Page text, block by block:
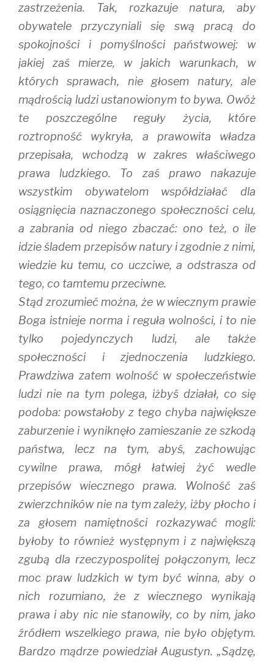
zastrzeżenia. Tak, rozkazuje natura, aby
obywatele przyczyniali się swą pracą do
spokojności i pomyślności państwowej: w
jakiej zaś mierze, w jakich warunkach, w
których sprawach, nie głosem natury, ale
mądrością ludzi ustanowionym to bywa. Owóż
te poszczególne reguły życia, które
roztropność wykryła, a prawowita władza
przepisała, wchodzą w zakres właściwego
prawa ludzkiego. To zaś prawo nakazuje
wszystkim obywatelom współdziałać dla
osiągnięcia naznaczonego społeczności celu,
a zabrania od niego zbaczać: ono też, o ile
idzie śladem przepisów natury i zgodnie z nimi,
wiedzie ku temu, co uczciwe, a odstrasza od
tego, co tamtemu przeciwne.
Stąd zrozumieć można, że w wiecznym prawie
Boga istnieje norma i reguła wolności, i to nie
tylko pojedynczych ludzi, ale także
społeczności i zjednoczenia ludzkiego.
Prawdziwa zatem wolność w społeczeństwie
ludzi nie na tym polega, iżbyś działał, co się
podoba: powstałoby z tego chyba największe
zaburzenie i wyniknęło zamieszanie ze szkodą
państwa, lecz na tym, abyś, zachowując
cywilne prawa, mógł łatwiej żyć wedle
przepisów wiecznego prawa. Wolność zaś
zwierzchników nie na tym zależy, iżby płocho i
za głosem namiętności rozkazywać mogli:
byłoby to również występnym i z największą
zgubą dla rzeczypospolitej połączonym, lecz
moc praw ludzkich w tym być winna, aby o
nich rozumiano, że z wiecznego wynikają
prawa i aby nic nie stanowiły, co by nim, jako
źródłem wszelkiego prawa, nie było objętym.
Bardzo mądrze powiedział Augustyn. „Sądzę,